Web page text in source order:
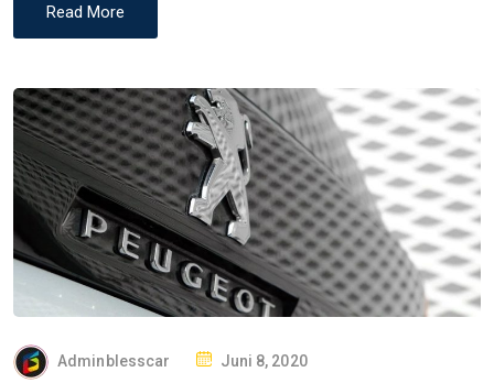
Read More
Adminblesscar Juni 8, 2020